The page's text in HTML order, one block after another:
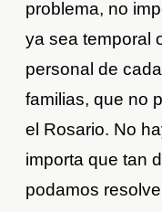
problema, no
ya sea temporal
personal de
familias, que no
el Rosario. No
importa que tan
podamos